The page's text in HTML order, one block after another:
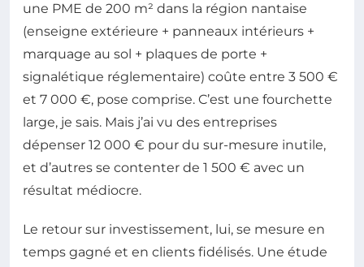
une PME de 200 m² dans la région nantaise
(enseigne extérieure + panneaux intérieurs +
marquage au sol + plaques de porte +
signalétique réglementaire) coûte entre 3 500 €
et 7 000 €, pose comprise. C’est une fourchette
large, je sais. Mais j’ai vu des entreprises
dépenser 12 000 € pour du sur-mesure inutile,
et d’autres se contenter de 1 500 € avec un
résultat médiocre.
Le retour sur investissement, lui, se mesure en
temps gagné et en clients fidélisés. Une étude